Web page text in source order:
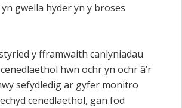
gwella hyder yn y broses
y fframwaith canlyniadau
hwn ochr yn ochr â’r
sefydledig ar gyfer monitro
cenedlaethol, gan fod